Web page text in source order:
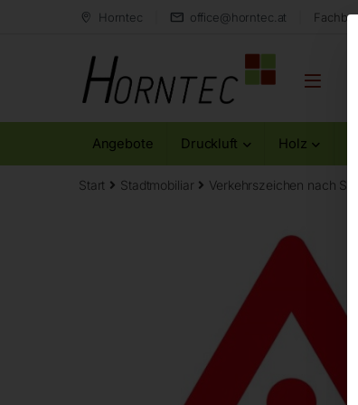
Horntec office@horntec.at
Angebote Druckluft Holz
Start Stadtmobiliar Verkehrszeichen nach